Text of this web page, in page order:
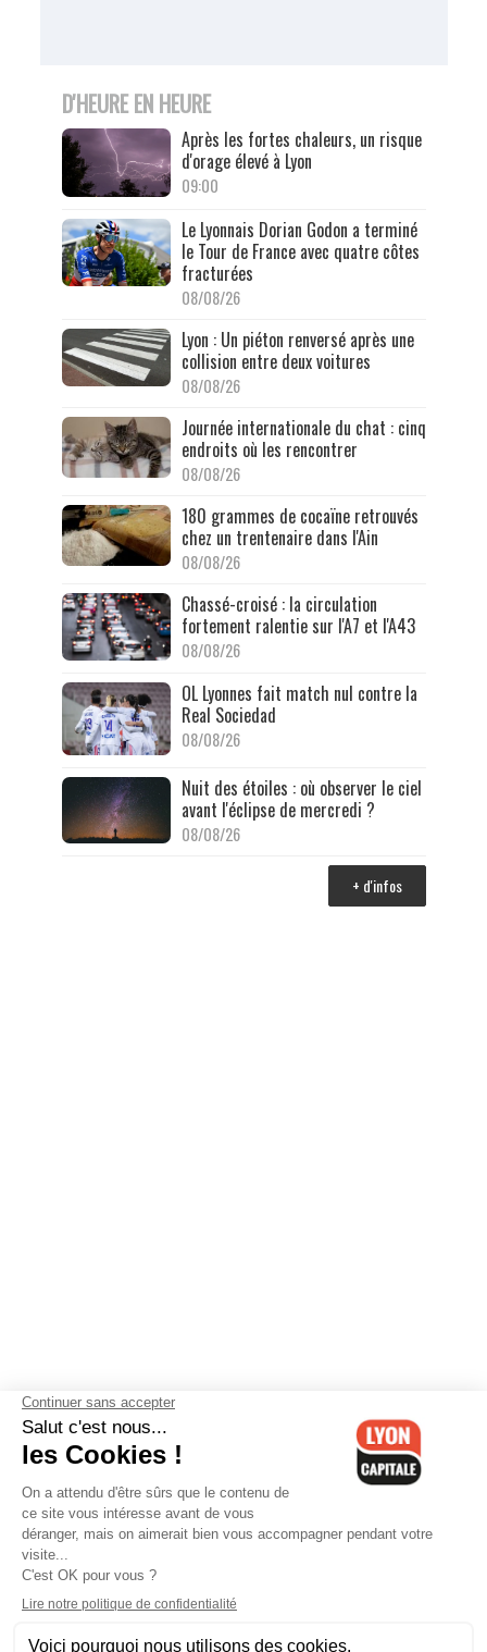
D'HEURE EN HEURE
Après les fortes chaleurs, un risque
d'orage élevé à Lyon
09:00
Le Lyonnais Dorian Godon a terminé
le Tour de France avec quatre côtes
fracturées
08/08/26
Lyon : Un piéton renversé après une
collision entre deux voitures
08/08/26
Journée internationale du chat : cinq
endroits où les rencontrer
08/08/26
180 grammes de cocaïne retrouvés
chez un trentenaire dans l'Ain
08/08/26
Chassé-croisé : la circulation
fortement ralentie sur l'A7 et l'A43
08/08/26
OL Lyonnes fait match nul contre la
Real Sociedad
08/08/26
Nuit des étoiles : où observer le ciel
avant l'éclipse de mercredi ?
08/08/26
+ d'infos